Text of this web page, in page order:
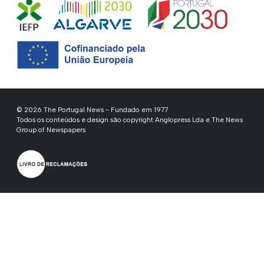
© 2026 The Portugal News - Fundado em 1977
Todos os conteúdos e design são copyright Anglopress Lda e The News
Group of Newspapers